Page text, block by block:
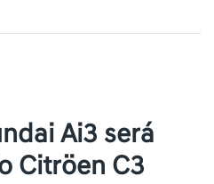
Ai3 será
Citröen C3